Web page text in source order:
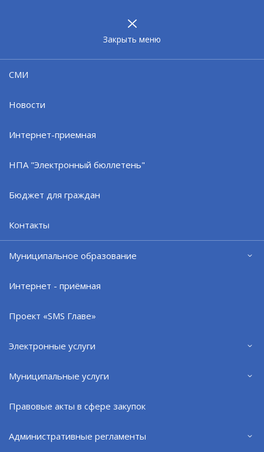
Закрыть меню
СМИ
Новости
Интернет-приемная
НПА "Электронный бюллетень"
Бюджет для граждан
Контакты
Муниципальное образование
Интернет - приёмная
Проект «SMS Главе»
Электронные услуги
Муниципальные услуги
Правовые акты в сфере закупок
Административные регламенты
Новости
Проверят систему оповещения